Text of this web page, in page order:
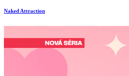
Naked Attraction